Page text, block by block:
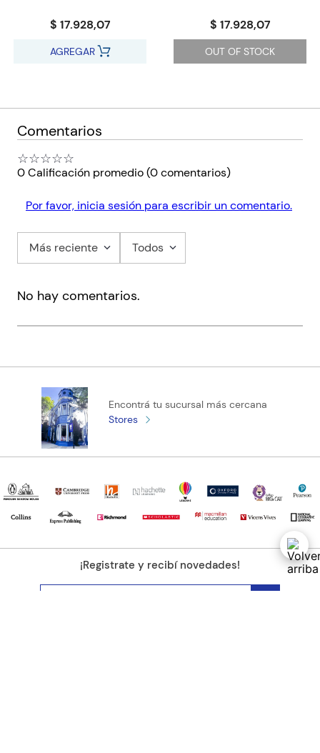
$ 17.928,07
AGREGAR
$ 17.928,07
OUT OF STOCK
Comentarios
☆☆☆☆☆
0 Calificación promedio(0 comentarios)
Por favor, inicia sesión para escribir un comentario.
Más reciente Todos
No hay comentarios.
Encontrá tu sucursal más cercana
Stores
¡Registrate y recibí novedades!